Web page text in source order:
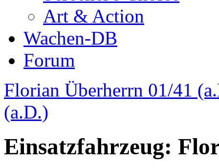
Art & Action
Wachen-DB
Forum
Florian Überherrn 01/41
(a.D.)
Einsatzfahrzeug: